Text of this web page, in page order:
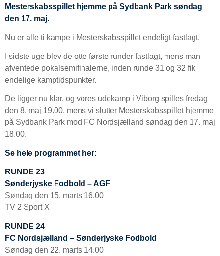
Mesterskabsspillet hjemme på Sydbank Park søndag
den 17. maj.
Nu er alle ti kampe i Mesterskabsspillet endeligt fastlagt.
I sidste uge blev de otte første runder fastlagt, mens man
afventede pokalsemifinalerne, inden runde 31 og 32 fik
endelige kamptidspunkter.
De ligger nu klar, og vores udekamp i Viborg spilles fredag
den 8. maj 19.00, mens vi slutter Mesterskabsspillet hjemme
på Sydbank Park mod FC Nordsjælland søndag den 17. maj
18.00.
Se hele programmet her:
RUNDE 23
Sønderjyske Fodbold – AGF
Søndag den 15. marts 16.00
TV 2 Sport X
RUNDE 24
FC Nordsjælland – Sønderjyske Fodbold
Søndag den 22. marts 14.00